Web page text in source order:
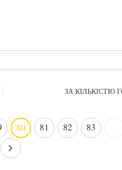
ЗА КІЛЬКІСТЮ
80 81 82 83